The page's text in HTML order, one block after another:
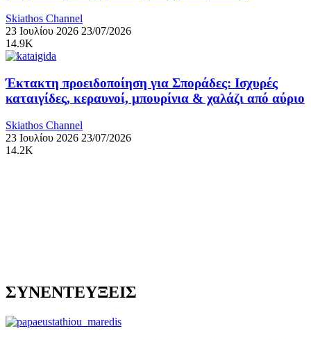
Skiathos Channel
23 Ιουλίου 2026 23/07/2026
14.9K
Έκτακτη προειδοποίηση για Σποράδες: Ισχυρές
καταιγίδες, κεραυνοί, μπουρίνια & χαλάζι από αύριο
Skiathos Channel
23 Ιουλίου 2026 23/07/2026
14.2K
ΣΥΝΕΝΤΕΥΞΕΙΣ